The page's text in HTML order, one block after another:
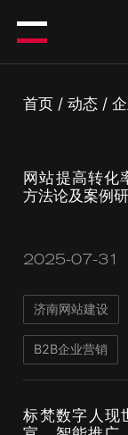
首页 /动态 /
网站提高转化
方法论及案例
2025-07-31
济南网站建设
B2B企业营销
标梵数字人现